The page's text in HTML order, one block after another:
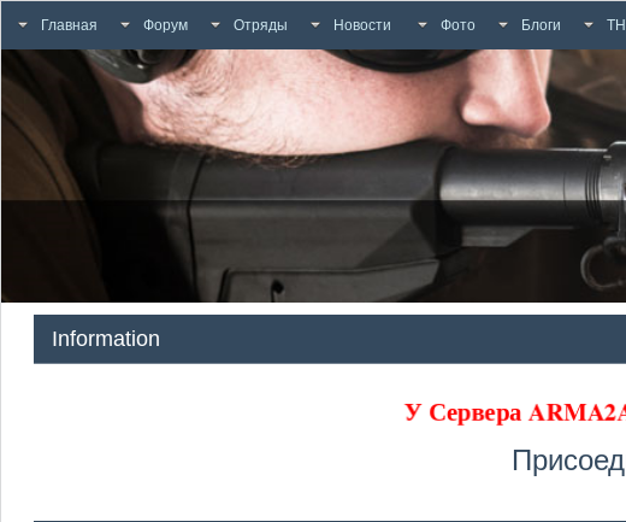
Главная Форум Отряды Новости Фото Блоги
Information
У Сервера